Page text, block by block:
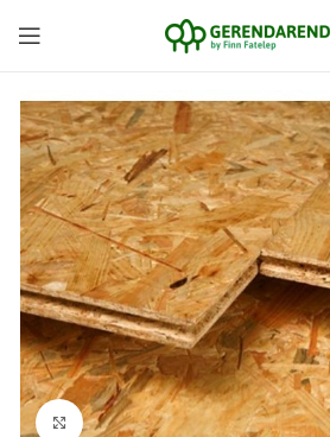
Click to enlarge